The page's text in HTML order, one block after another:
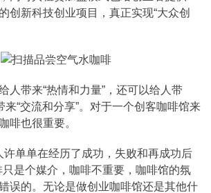
创新科技创业项目，真正实现“大众创
人带来“热情和力量”，还可以给人带
来“交流和分享”。对于一个创客咖啡馆来
啡也很重要。
许单单在经历了成功，失败和再成功后
是个媒介，咖啡不重要，咖啡馆的氛
误的。无论是做创业咖啡馆还是其他什